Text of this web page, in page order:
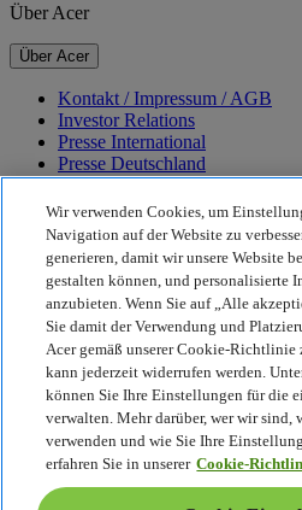
Über Acer
Über Acer
Kontakt / Impressum / AGB
Investor Relations
Presse International
Presse Deutschland
Auszeichnungen
Veranstaltungen
Nachhaltigkeit
Nachhaltigkeit
Corporate Social Responsibility
CO2-Bilanz unserer Produkte
Project Humanity
Earthion
Datenschutzrichtlinie
Cookie-Richtlinie
Rechtlicher Hinweis
Zusätzliche rechtliche Informationen
Wir verwenden Cookies, um
Navigation auf der Website zu
generieren, damit wir unsere Website
gestalten können, und personalisierte
anzubieten. Wenn Sie auf „Alle
Sie damit der Verwendung und
Acer gemäß unserer Cookie-
kann jederzeit widerrufen werden.
können Sie Ihre Einstellungen für die
verwalten. Mehr darüber, wer wir sind,
verwenden und wie Sie Ihre
erfahren Sie in unserer Cookie-